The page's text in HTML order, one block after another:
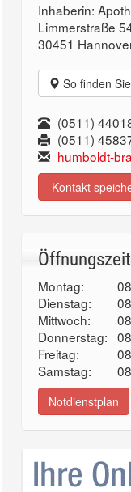
Inhaberin:
Limmerstraße
30451
So finden
(0511)
(0511)
humboldt-
Kontakt
Montag:
Dienstag:
Mittwoch:
Donnerstag:
Freitag:
Samstag:
Notdienstplan